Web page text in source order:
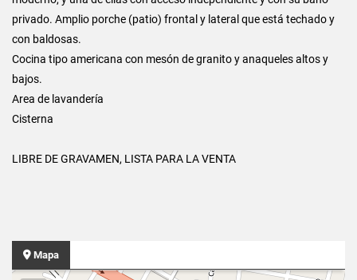
privado. Amplio porche (patio) frontal y lateral que está techado y
con baldosas.
Cocina tipo americana con mesón de granito y anaqueles altos y
bajos.
Area de lavandería
Cisterna
LIBRE DE GRAVAMEN, LISTA PARA LA VENTA
Mapa